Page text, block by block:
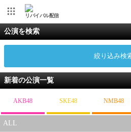
リバイバル配信
公演を検索
絞り込み検
新着の公演一覧
AKB48 SKE48 NMB48
ALL